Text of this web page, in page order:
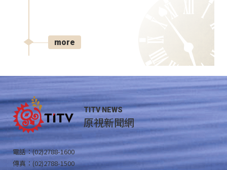
more
TITV NEWS
原視新聞網
電話：(02)2788-1600
傳真：(02)2788-1500